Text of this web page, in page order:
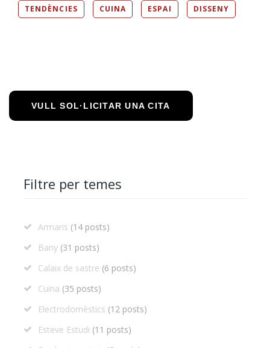
TENDÈNCIES CUINA ESPAI DISSENY
VULL SOL·LICITAR UNA CITA
Filtre per temes
Armaris (14 posts)
Bany (31 posts)
Calaix de sastre (6 posts)
Cuina (35 posts)
Electrodomèstics (12 posts)
Esteve Estudi (11 posts)